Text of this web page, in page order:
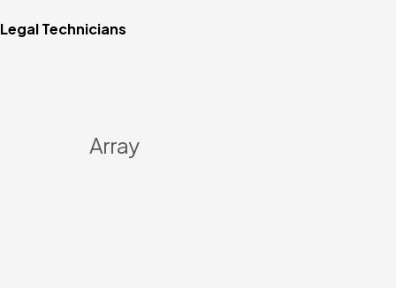
Legal Technicians
Array